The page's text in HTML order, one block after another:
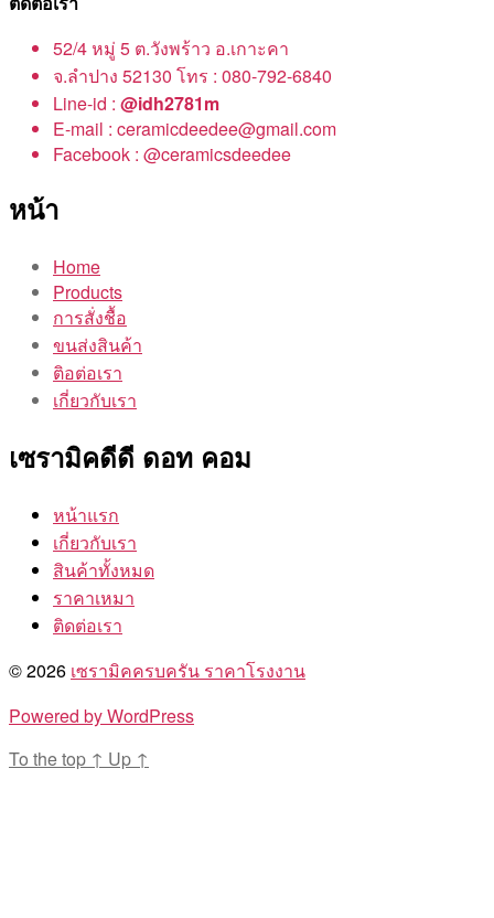
52/4 หมู่ 5 ต.วังพร้าว อ.เกาะคา
จ.ลำปาง 52130 โทร : 080-792-6840
Line-id : @idh2781m
E-mail : ceramicdeedee@gmail.com
Facebook : @ceramicsdeedee
หน้า
Home
Products
การสั่งชื้อ
ขนส่งสินค้า
ติอต่อเรา
เกี่ยวกับเรา
เซรามิคดีดี ดอท คอม
หน้าแรก
เกี่ยวกับเรา
สินค้าทั้งหมด
ราคาเหมา
ติดต่อเรา
© 2026 เซรามิคครบครัน ราคาโรงงาน
Powered by WordPress
To the top ↑ Up ↑